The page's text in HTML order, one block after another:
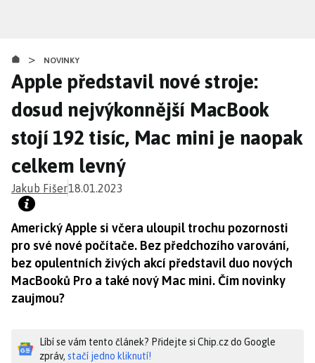
obsahu
> NOVINKY
Apple představil nové stroje:
dosud nejvýkonnější MacBook
stojí 192 tisíc, Mac mini je naopak
celkem levný
Jakub Fišer18.01.2023
Americký Apple si včera uloupil trochu pozornosti
pro své nové počítače. Bez předchozího varování,
bez opulentních živých akcí představil duo nových
MacBooků Pro a také nový Mac mini. Čím novinky
zaujmou?
Líbí se vám tento článek? Přidejte si Chip.cz do Google
zpráv, stačí jedno kliknutí!